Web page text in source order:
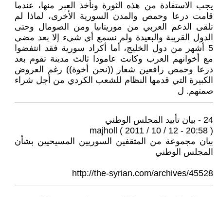
يجب الاستفادة من هذه الثورة ونأخذ العبر منها، عندما
قامت درعا وحمص والمدن السورية الأخرى، لماذا لم
تلقى الدعم العربي من موريتانيا ومن الصومال وحتى
الدول القريبة والبعيدة ولم نسمع أي شيء إلا بعد مضي
5 أشهر من دول الخليج، أما أكراد سورية فقد انتفضوا
مع أخوانهم العرب وكانت عامودا ثالث مدينة تقوم بعد
درعا وحمص رافعين شعار ((نحن أخوة)) رغم العروض
الكبيرة التي قدمها النظام للشعب الكردي من أجل شراء
صمتهم. ل
24 - بيان تأييد المجلس الوطني
majholl ( 2011 / 10 / 12 - 20:58 )
بيان مجموعة من المثقفين السوريين المسيحيين بشأن
المجلس الوطني
http://the-syrian.com/archives/45528